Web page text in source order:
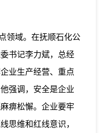
域。在抚顺石化公
书记李力斌，总经
业生产经营、重点
强调，安全是企业
痹松懈。企业要牢
思维和红线意识，